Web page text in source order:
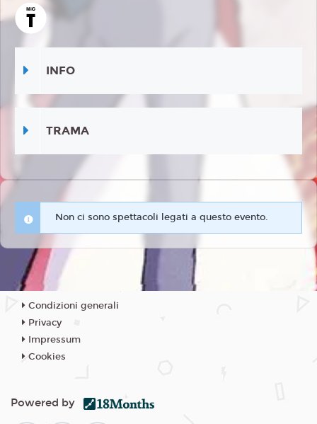
INFO
TRAMA
Non ci sono spettacoli legati a questo evento.
Condizioni generali
Privacy
Impressum
Cookies
Powered by